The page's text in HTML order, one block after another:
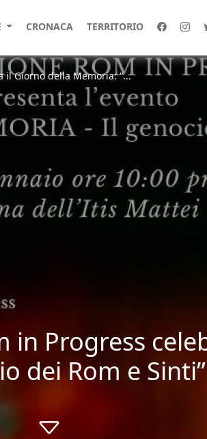
CRONACA TERRITORIO
il Giorno della Memoria: “...
in Progress
dei Rom e Sinti”